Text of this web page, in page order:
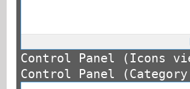
Control Panel (Icons